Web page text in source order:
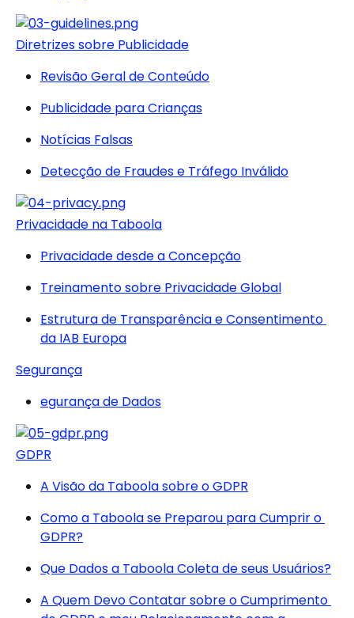
Diretrizes sobre Publicidade
Revisão Geral de Conteúdo
Publicidade para Crianças
Notícias Falsas
Detecção de Fraudes e Tráfego Inválido
Privacidade na Taboola
Privacidade desde a Concepção
Treinamento sobre Privacidade Global
Estrutura de Transparência e Consentimento
da IAB Europa
Segurança
egurança de Dados
GDPR
A Visão da Taboola sobre o GDPR
Como a Taboola se Preparou para Cumprir o
GDPR?
Que Dados a Taboola Coleta de seus Usuários?
A Quem Devo Contatar sobre o Cumprimento